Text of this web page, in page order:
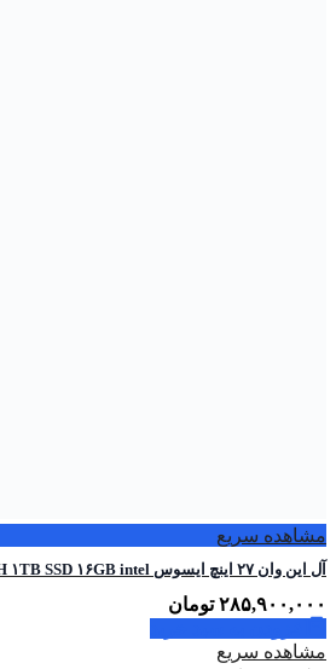
مشاهده سریع
آل این وان ۲۷ اینچ ایسوس V۴۷۰VAK i۷ ۱۳۶۲۰H ۱TB SSD ۱۶GB intel
۲۸۵,۹۰۰,۰۰۰ تومان
مشاهده سریع